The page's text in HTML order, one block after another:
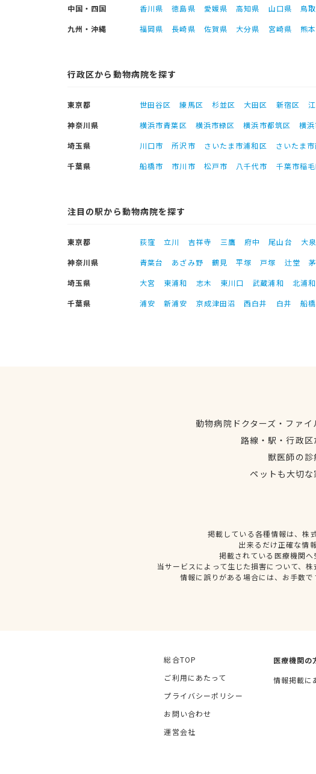
中国・四国
香川県 徳島県 愛媛県 高知県 山口県 鳥
九州・沖縄
福岡県 長崎県 佐賀県 大分県 宮崎県 熊
行政区から動物病院を探す
東京都 世田谷区 練馬区 杉並区 大田区 新宿区
神奈川県
横浜市青葉区 横浜市緑区 横浜市都筑区 横
埼玉県
川口市 所沢市 さいたま市浦和区 さいたま
千葉県
船橋市 市川市 松戸市 八千代市 千葉市稲
注目の駅から動物病院を探す
東京都 荻窪 立川 吉祥寺 三鷹 府中 尾山台 大
神奈川県
青葉台 あざみ野 鶴見 平塚 戸塚 辻堂
埼玉県
大宮 東浦和 志木 東川口 武蔵浦和 北浦和
千葉県
浦安 新浦安 京成津田沼 西白井 白井 船橋
動物病院ドクターズ・ファ
路線・駅・行政
獣医師の
ペットも大切
掲載している各種情報は、株
出来るだけ正確な情
掲載されている医療機関
当サービスによって生じた損害について、
情報に誤りがある場合には、お手数
総合TOP
ご利用にあたって
プライバシーポリシー
お問い合わせ
運営会社
医療機関の
情報掲載に